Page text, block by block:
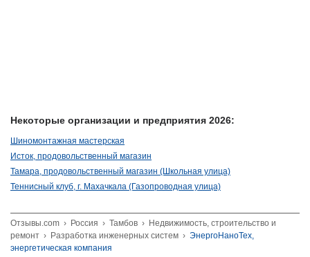
Некоторые организации и предприятия 2026:
Шиномонтажная мастерская
Исток, продовольственный магазин
Тамара, продовольственный магазин (Школьная улица)
Теннисный клуб, г. Махачкала (Газопроводная улица)
Отзывы.com › Россия › Тамбов › Недвижимость, строительство и
ремонт › Разработка инженерных систем › ЭнергоНаноТех,
энергетическая компания